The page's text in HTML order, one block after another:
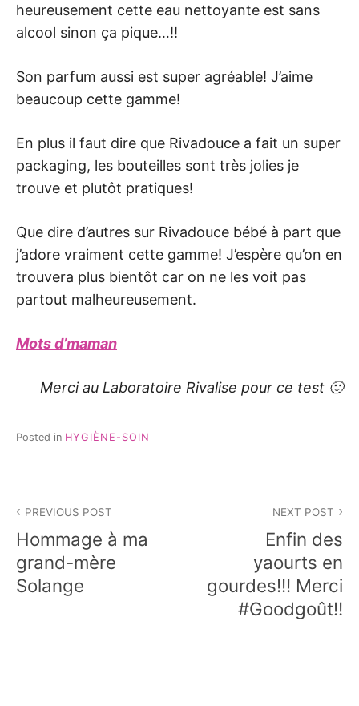
heureusement cette eau nettoyante est sans
alcool sinon ça pique…!!
Son parfum aussi est super agréable! J’aime
beaucoup cette gamme!
En plus il faut dire que Rivadouce a fait un super
packaging, les bouteilles sont très jolies je
trouve et plutôt pratiques!
Que dire d’autres sur Rivadouce bébé à part que
j’adore vraiment cette gamme! J’espère qu’on en
trouvera plus bientôt car on ne les voit pas
partout malheureusement.
Mots d’maman
Merci au Laboratoire Rivalise pour ce test 🙂
Posted in HYGIÈNE-SOIN
de
l’article
PREVIOUS POST
Hommage à ma
grand-mère
Solange
NEXT POST
Enfin des
yaourts en
gourdes!!! Merci
#Goodgoût!!